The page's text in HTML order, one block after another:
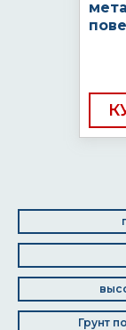
Грунт